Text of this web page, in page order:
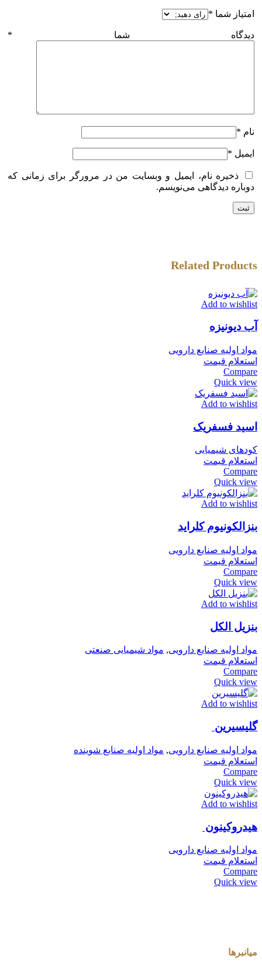
امتیاز شما *
دیدگاه شما *
نام *
ایمیل *
ذخیره نام، ایمیل و وبسایت من در مرورگر برای زمانی که
دوباره دیدگاهی می‌نویسم.
Related Products
Add to wishlist
آب دیونیزه
مواد اولیه صنایع دارویی
استعلام قیمت
Compare
Quick view
Add to wishlist
اسید فسفریک
کودهای شیمیایی
استعلام قیمت
Compare
Quick view
Add to wishlist
بنزالکونیوم کلراید
مواد اولیه صنایع دارویی
استعلام قیمت
Compare
Quick view
Add to wishlist
بنزیل الکل
مواد اولیه صنایع دارویی, مواد شیمیایی صنعتی
استعلام قیمت
Compare
Quick view
Add to wishlist
گلیسیرین
مواد اولیه صنایع دارویی, مواد اولیه صنایع شوینده
استعلام قیمت
Compare
Quick view
Add to wishlist
هیدروکینون
مواد اولیه صنایع دارویی
استعلام قیمت
Compare
Quick view
میانبرها